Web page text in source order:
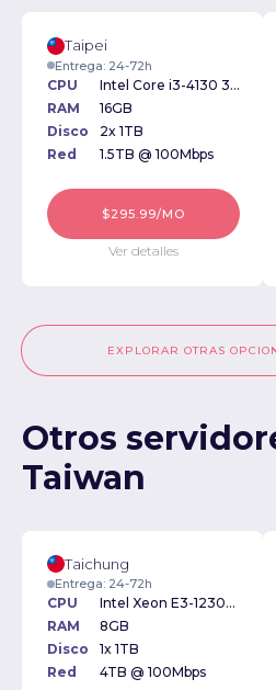
Taipei
Entrega: 24-72h
CPU
Intel Core i3-4130 3.40GHz
RAM
16GB
Disco
2x 1TB
Red
1.5TB @ 100Mbps
$295.99/MO
Ver detalles
EXPLORAR OTRAS
Otros
Taiwan
Taichung
Entrega: 24-72h
CPU
Intel Xeon E3-1230v2 3.30GHz
RAM
8GB
Disco
1x 1TB
Red
4TB @ 100Mbps